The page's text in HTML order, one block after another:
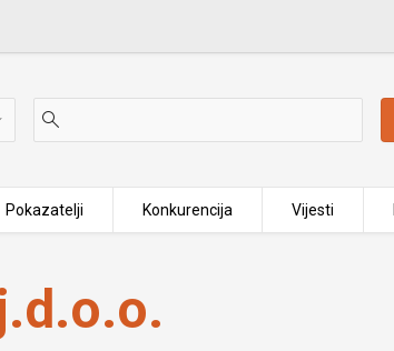
Pokazatelji Konkurencija Vijesti